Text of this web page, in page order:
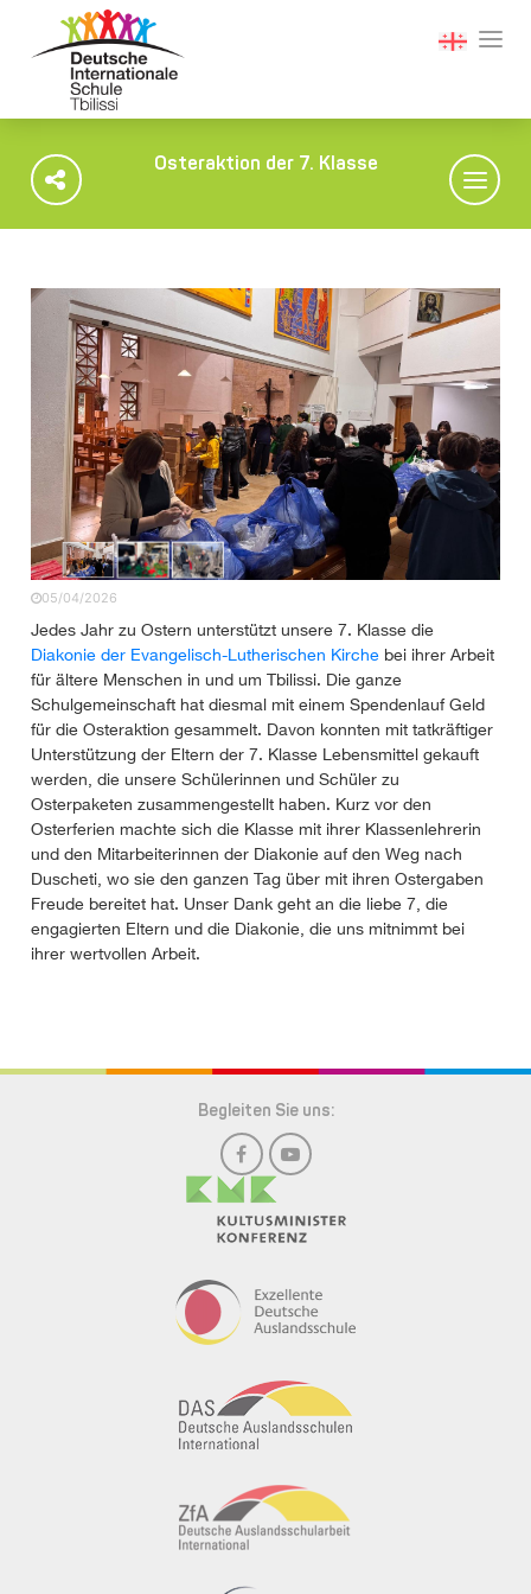
Osteraktion der 7. Klasse
05/04/2026
Jedes Jahr zu Ostern unterstützt unsere 7. Klasse die
Diakonie der Evangelisch-Lutherischen Kirche bei ihrer Arbeit
für ältere Menschen in und um Tbilissi. Die ganze
Schulgemeinschaft hat diesmal mit einem Spendenlauf Geld
für die Osteraktion gesammelt. Davon konnten mit tatkräftiger
Unterstützung der Eltern der 7. Klasse Lebensmittel gekauft
werden, die unsere Schülerinnen und Schüler zu
Osterpaketen zusammengestellt haben. Kurz vor den
Osterferien machte sich die Klasse mit ihrer Klassenlehrerin
und den Mitarbeiterinnen der Diakonie auf den Weg nach
Duscheti, wo sie den ganzen Tag über mit ihren Ostergaben
Freude bereitet hat. Unser Dank geht an die liebe 7, die
engagierten Eltern und die Diakonie, die uns mitnimmt bei
ihrer wertvollen Arbeit.
Begleiten Sie uns: